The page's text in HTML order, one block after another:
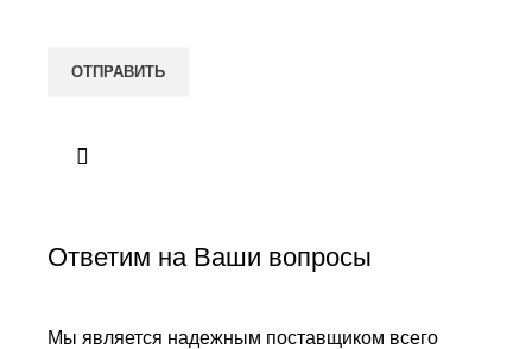
Ответим на Ваши вопросы
Мы является надежным поставщиком всего